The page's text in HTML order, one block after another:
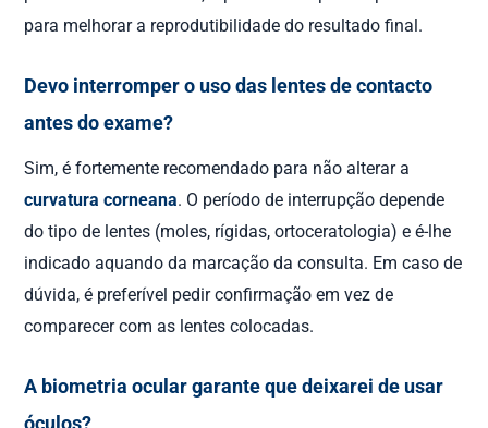
para melhorar a reprodutibilidade do resultado final.
Devo interromper o uso das lentes de contacto
antes do exame?
Sim, é fortemente recomendado para não alterar a
curvatura corneana. O período de interrupção depende
do tipo de lentes (moles, rígidas, ortoceratologia) e é-lhe
indicado aquando da marcação da consulta. Em caso de
dúvida, é preferível pedir confirmação em vez de
comparecer com as lentes colocadas.
A biometria ocular garante que deixarei de usar
óculos?